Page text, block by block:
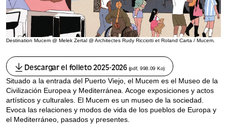
Destination Mucem @ Melek Zertal @ Architectes Rudy Ricciotti et Roland Carta / Mucem.
Descargar el folleto 2025-2026(pdf, 998.09 Ko)
Situado a la entrada del Puerto Viejo, el Mucem es el Museo de la
Civilización Europea y Mediterránea. Acoge exposiciones y actos
artísticos y culturales. El Mucem es un museo de la sociedad.
Evoca las relaciones y modos de vida de los pueblos de Europa y
el Mediterráneo, pasados y presentes.